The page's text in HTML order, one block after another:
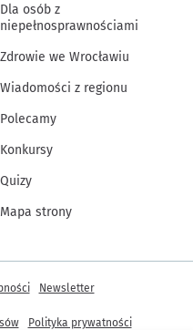
Dla osób z
niepełnosprawnościami
Zdrowie we Wrocławiu
Wiadomości z regionu
Polecamy
Konkursy
Quizy
Mapa strony
Newsletter
Polityka prywatności